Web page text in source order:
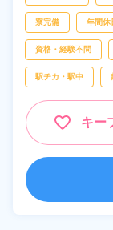
寮完備 年間休
資格・経験不問
駅チカ・駅中
キー